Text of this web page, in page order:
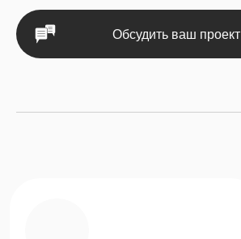
Обсудить ваш проект
Гарантия 💯